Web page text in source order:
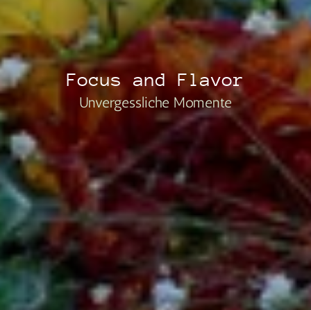
Focus and Flavor
Unvergessliche Momente